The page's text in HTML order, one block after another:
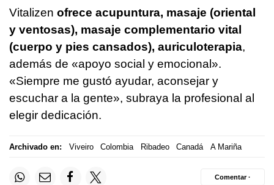
Vitalizen ofrece acupuntura, masaje (oriental
y ventosas), masaje complementario vital
(cuerpo y pies cansados), auriculoterapia,
además de «apoyo social y emocional».
«Siempre me gustó ayudar, aconsejar y
escuchar a la gente», subraya la profesional al
elegir dedicación.
Archivado en: Viveiro Colombia Ribadeo Canadá A Mariña
Comentar ·